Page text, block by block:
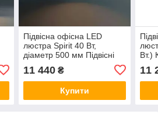
Підвісна офісна LED
люстра Spirit 40 Вт,
діаметр 500 мм Підвісні
офісу, магазину
11 440₴
Купити
Вт.)
11